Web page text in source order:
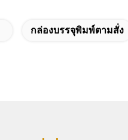
กล่องบรรจุพิมพ์ตามสั่ง